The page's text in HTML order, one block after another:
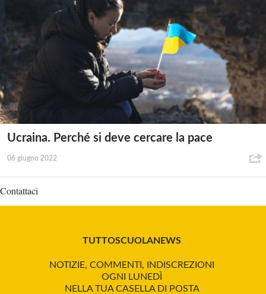
Ucraina. Perché si deve cercare la pace
06 giugno 2022
Contattaci
TUTTOSCUOLANEWS
NOTIZIE, COMMENTI, INDISCREZIONI
OGNI LUNEDÌ
NELLA TUA CASELLA DI POSTA